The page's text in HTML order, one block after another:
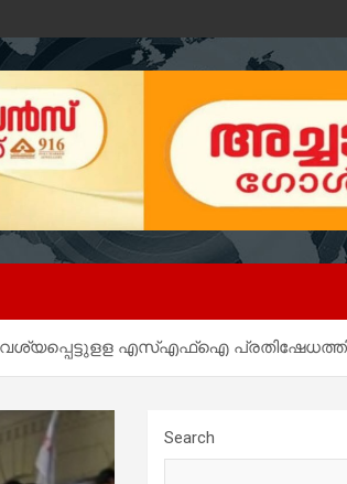
ആവശ്യപ്പെട്ടുളള എസ്എഫ്‌ഐ
Search